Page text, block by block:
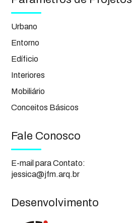
Urbano
Entorno
Edíficio
Interiores
Mobiliário
Conceitos Básicos
Fale Conosco
E-mail para Contato:
jessica@jfm.arq.br
Desenvolvimento